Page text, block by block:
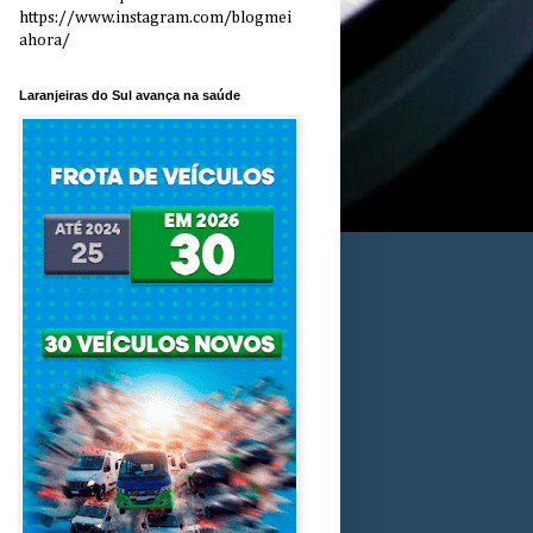
https://www.instagram.com/blogmei
ahora/
Laranjeiras do Sul avança na saúde